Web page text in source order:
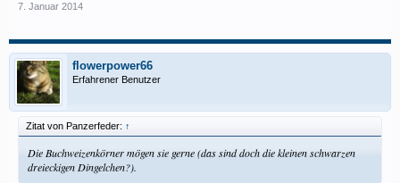
7. Januar 2014
flowerpower66
Erfahrener Benutzer
Zitat von Panzerfeder: ↑
Die Buchweizenkörner mögen sie gerne (das sind doch die kleinen schwarzen
dreieckigen Dingelchen?).